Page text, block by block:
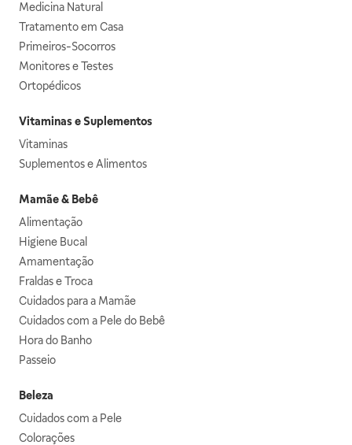
Medicina Natural
Tratamento em Casa
Primeiros-Socorros
Monitores e Testes
Ortopédicos
Vitaminas e Suplementos
Vitaminas
Suplementos e Alimentos
Mamãe & Bebê
Alimentação
Higiene Bucal
Amamentação
Fraldas e Troca
Cuidados para a Mamãe
Cuidados com a Pele do Bebê
Hora do Banho
Passeio
Beleza
Cuidados com a Pele
Colorações